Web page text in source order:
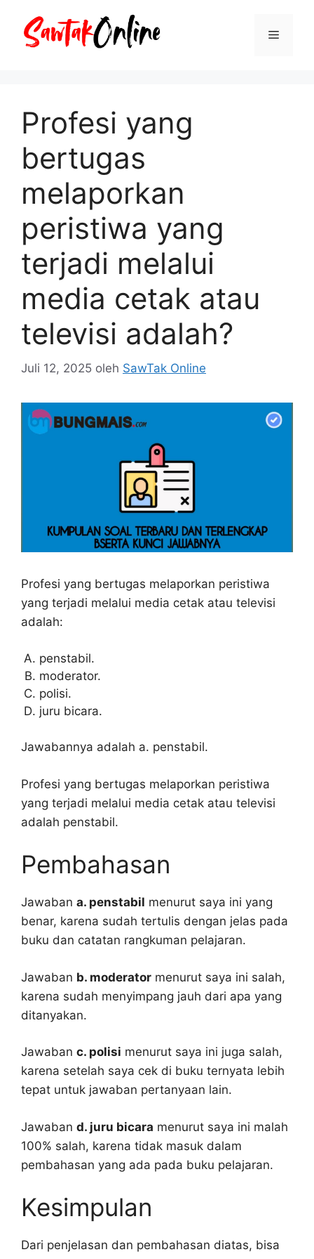
Menu
Profesi yang
bertugas
melaporkan
peristiwa yang
terjadi melalui
media cetak atau
televisi adalah?
Juli 12, 2025 oleh SawTak Online
Profesi yang bertugas melaporkan peristiwa
yang terjadi melalui media cetak atau televisi
adalah:
penstabil.
moderator.
polisi.
juru bicara.
Jawabannya adalah a. penstabil.
Profesi yang bertugas melaporkan peristiwa
yang terjadi melalui media cetak atau televisi
adalah penstabil.
Pembahasan
Jawaban a. penstabil menurut saya ini yang
benar, karena sudah tertulis dengan jelas pada
buku dan catatan rangkuman pelajaran.
Jawaban b. moderator menurut saya ini salah,
karena sudah menyimpang jauh dari apa yang
ditanyakan.
Jawaban c. polisi menurut saya ini juga salah,
karena setelah saya cek di buku ternyata lebih
tepat untuk jawaban pertanyaan lain.
Jawaban d. juru bicara menurut saya ini malah
100% salah, karena tidak masuk dalam
pembahasan yang ada pada buku pelajaran.
Kesimpulan
Dari penjelasan dan pembahasan diatas, bisa